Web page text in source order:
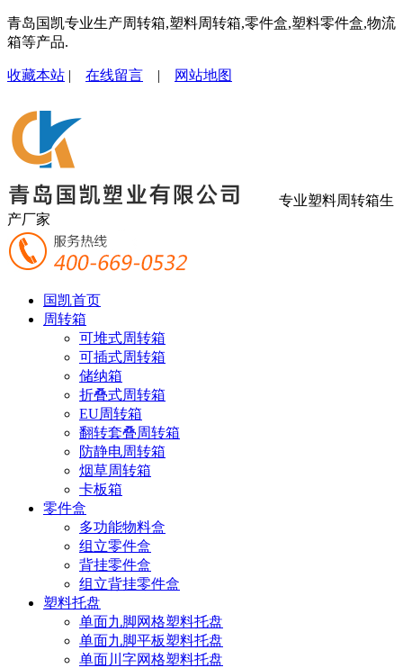
青岛国凯专业生产周转箱,塑料周转箱,零件盒,塑料零件盒,物流
箱等产品.
收藏本站 | 在线留言 | 网站地图
专业塑料周转箱生
产厂家
国凯首页
周转箱
可堆式周转箱
可插式周转箱
储纳箱
折叠式周转箱
EU周转箱
翻转套叠周转箱
防静电周转箱
烟草周转箱
卡板箱
零件盒
多功能物料盒
组立零件盒
背挂零件盒
组立背挂零件盒
塑料托盘
单面九脚网格塑料托盘
单面九脚平板塑料托盘
单面川字网格塑料托盘